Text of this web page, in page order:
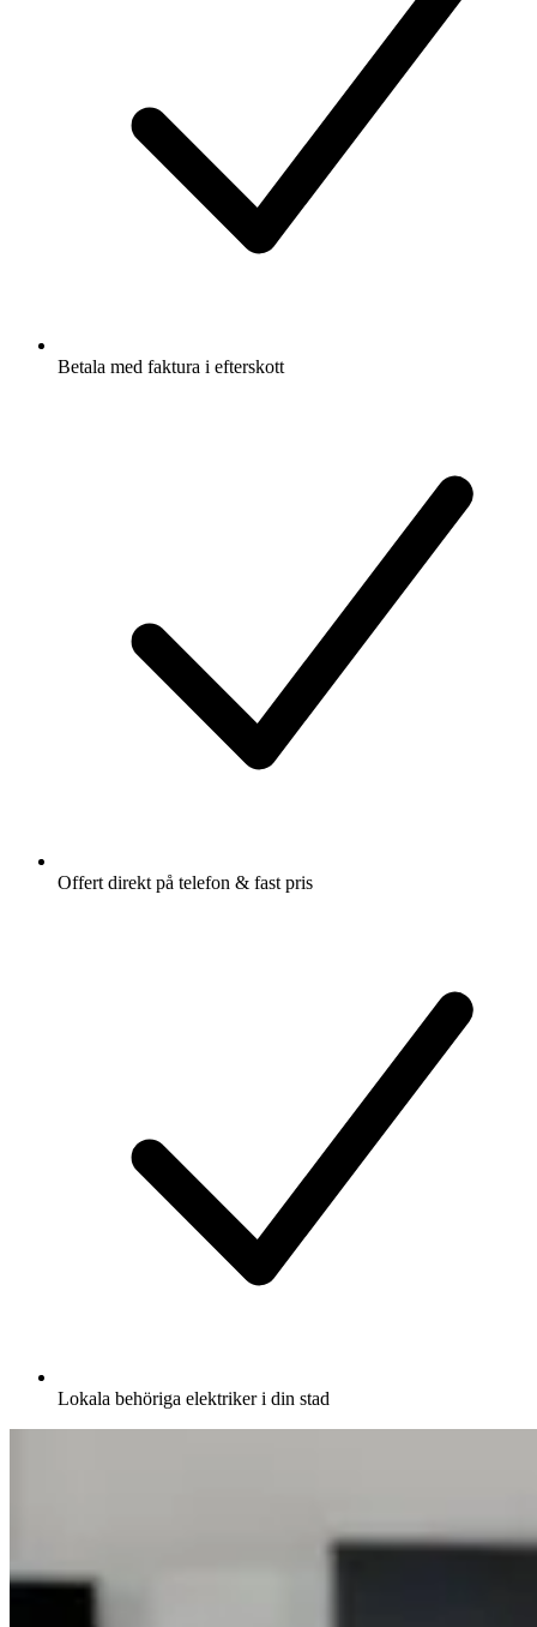
Betala med faktura i efterskott
Offert direkt på telefon & fast pris
Lokala behöriga elektriker i din stad